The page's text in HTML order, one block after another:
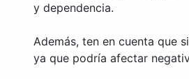
y dependencia.
Además, ten en cuenta que
ya que podría afectar